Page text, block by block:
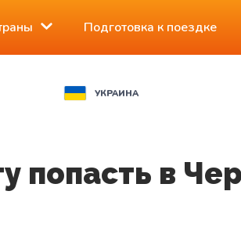
Подготовка к поездке
УКРАИНА
попасть в